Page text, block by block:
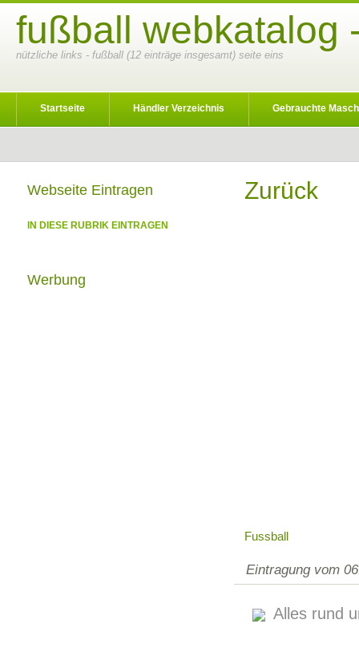
fußball webkatalog
nützliche links - fußball (12 einträge insgesamt) seite eins
Startseite Händler Verzeichnis Gebrauchte
Zurück
Fussball
Eintragung vom
Alles rund
Webseite Eintragen
IN DIESE RUBRIK EINTRAGEN
Werbung